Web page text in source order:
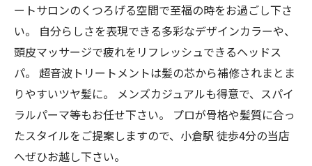
ートサロンのくつろげる空間で至福の時をお過ごし下さ
い。 自分らしさを表現できる多彩なデザインカラーや、
頭皮マッサージで疲れをリフレッシュできるヘッドス
パ。 超音波トリートメントは髪の芯から補修されまとま
りやすいツヤ髪に。 メンズカジュアルも得意で、スパイ
ラルパーマ等もお任せ下さい。 プロが骨格や髪質に合っ
たスタイルをご提案しますので、小倉駅 徒歩4分の当店
へぜひお越し下さい。